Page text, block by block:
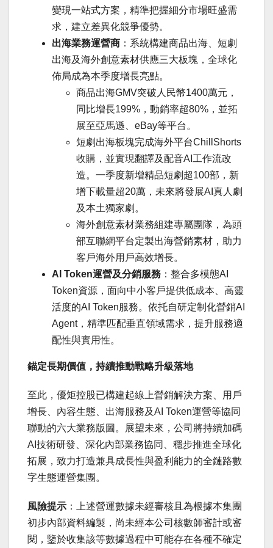
變現一站式方案，精準把握細分市場旺盛需
求，建立差異化競爭優勢。
出海業務運營商 ：系統構建商品出海、短劇
出海及海外創意素材供應三大板塊，全球化
佈局成為本季度增長亮點。
商品出海GMV突破人民幣1400萬元，
同比增長199%，動銷率超80%，並拓
展至亞馬遜、eBay等平台。
短劇出海板塊完成海外平台ChillShorts
收購，並實現翻譯及配音AI工作流改
造。一季度新增精品短劇超100部，新
增下載量超20萬，未來將發展AI真人劇
及本土獨家劇。
海外創意素材業務組建專屬團隊，為頭
部互聯網平台定製出海營銷素材，助力
客戶海外用戶高效增長。
AI Token運營及分銷服務 ：整合多模態AI
Token資源，面向中小客戶提供低成本、高靈
活度的AI Token服務。依托自研定制化營銷AI
Agent，精準匹配垂直領域需求，提升服務適
配性與實用性。
錨定長期價值，持續推動戰略升級落地
至此，優矩控股已構建起線上營銷解決方案、用戶
增長、內容生態、出海服務及AI Token運營等協同
聯動的六大業務版圖。展望未來，公司將持續加碼
AI技術研發、深化內部業務協同、穩步推進全球化
拓展，致力打造兼具成長性與盈利能力的全鏈路數
字生態運營集團。
風險提示 ：上述營運數據未經審核且為根據本集團
初步內部資料編製，尚未經本公司核數師審計或審
閱，鑒於收集該等數據過程中可能存在各種不確定